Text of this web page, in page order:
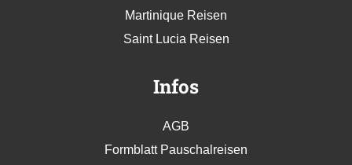
Martinique Reisen
Saint Lucia Reisen
Infos
AGB
Formblatt Pauschalreisen